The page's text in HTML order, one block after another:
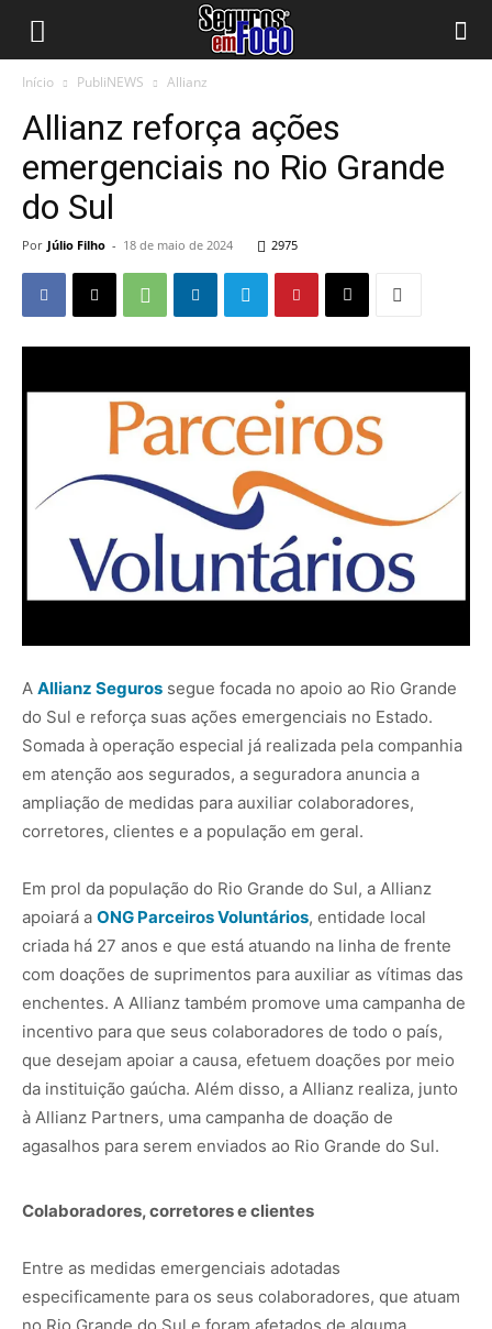
Início PubliNEWS Allianz
Allianz reforça ações
emergenciais no Rio Grande
do Sul
Por Júlio Filho - 18 de maio de 2024 2975
A Allianz Seguros segue focada no apoio ao Rio Grande
do Sul e reforça suas ações emergenciais no Estado.
Somada à operação especial já realizada pela companhia
em atenção aos segurados, a seguradora anuncia a
ampliação de medidas para auxiliar colaboradores,
corretores, clientes e a população em geral.
Em prol da população do Rio Grande do Sul, a Allianz
apoiará a ONG Parceiros Voluntários, entidade local
criada há 27 anos e que está atuando na linha de frente
com doações de suprimentos para auxiliar as vítimas das
enchentes. A Allianz também promove uma campanha de
incentivo para que seus colaboradores de todo o país,
que desejam apoiar a causa, efetuem doações por meio
da instituição gaúcha. Além disso, a Allianz realiza, junto
à Allianz Partners, uma campanha de doação de
agasalhos para serem enviados ao Rio Grande do Sul.
Colaboradores, corretores e clientes
Entre as medidas emergenciais adotadas
especificamente para os seus colaboradores, que atuam